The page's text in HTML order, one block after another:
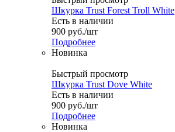
Шкурка Trust Forest Troll White
Есть в наличии
900 руб./шт
Подробнее
Новинка
Быстрый просмотр
Шкурка Trust Dove White
Есть в наличии
900 руб./шт
Подробнее
Новинка